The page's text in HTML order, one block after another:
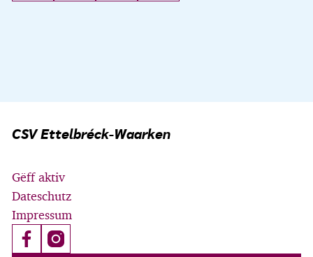
CSV Ettelbréck-Waarken
Gëff aktiv
Dateschutz
Impressum